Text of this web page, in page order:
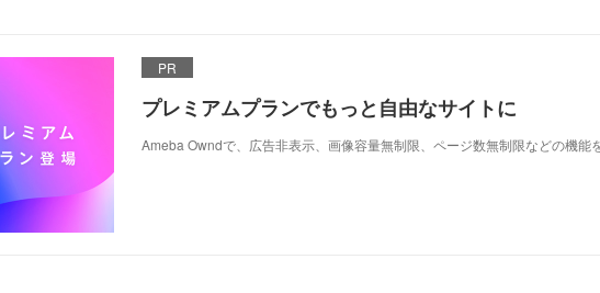
PR
プレミアムプランでもっと自由なサイトに
Ameba Owndで、広告非表示、画像容量無制限、ページ数無制限などの機能